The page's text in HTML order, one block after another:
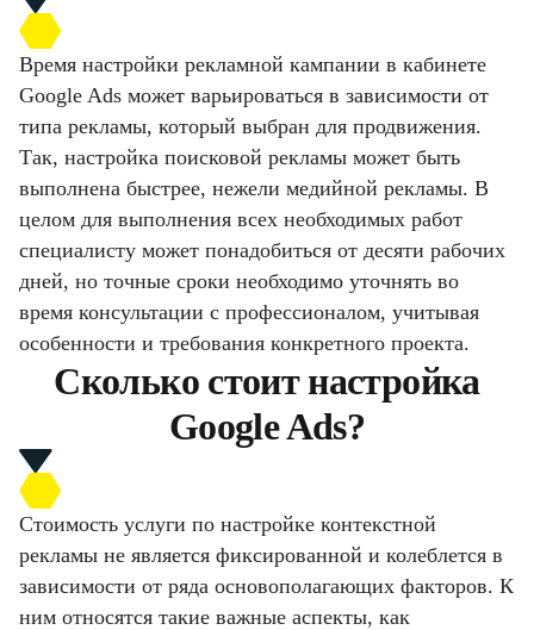
Время настройки рекламной кампании в кабинете
Google Ads может варьироваться в зависимости от
типа рекламы, который выбран для продвижения.
Так, настройка поисковой рекламы может быть
выполнена быстрее, нежели медийной рекламы. В
целом для выполнения всех необходимых работ
специалисту может понадобиться от десяти рабочих
дней, но точные сроки необходимо уточнять во
время консультации с профессионалом, учитывая
особенности и требования конкретного проекта.
Сколько стоит настройка
Google Ads?
Стоимость услуги по настройке контекстной
рекламы не является фиксированной и колеблется в
зависимости от ряда основополагающих факторов. К
ним относятся такие важные аспекты, как